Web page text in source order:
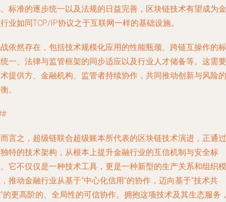
标准的逐步统一以及法规的日益完善，区块链技术有望成为金
业如同TCP/IP协议之于互联网一样的基础设施。
依然存在，包括技术规模化应用的性能瓶颈、跨链互操作的标
一、法律与监管框架的同步适应以及行业人才储备等。这需要
提供方、金融机构、监管者持续协作，共同推动创新与风险的
。
言之，超级链联合超级账本所代表的区块链技术演进，正通过
特的技术架构，从根本上提升金融行业的互信机制与安全标
它不仅仅是一种技术工具，更是一种新型的生产关系和组织模
推动金融行业从基于“中心化信用”的协作，迈向基于“技术共
的更高阶的、全局性的可信协作。拥抱这项技术及其生态服务